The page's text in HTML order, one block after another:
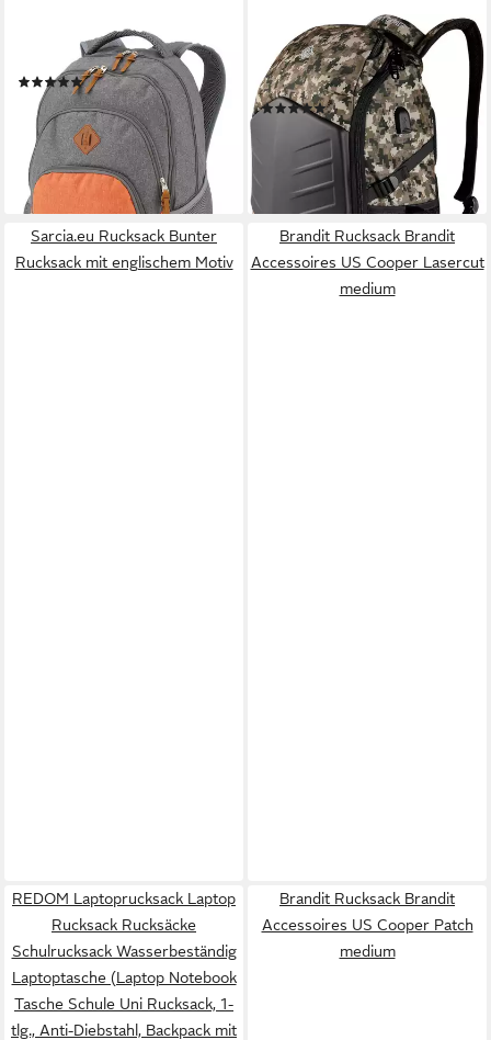
TRAVELITE
Rucksack Melange Backpack
(1831)
29,95 € UVP49,95 €
-40%
lieferbar - in 2-3 Werktagen bei dir
+19
BOOSTBOXX
Laptoprucksack Boostbag
Camouflage
(102)
UVP 79,90 €
lieferbar - in 4-5 Werktagen bei dir
Sarcia.eu Rucksack Bunter
Rucksack mit englischem Motiv
Brandit Rucksack Brandit
Accessoires US Cooper Lasercut
medium
REDOM Laptoprucksack Laptop
Rucksack Rucksäcke
Schulrucksack Wasserbeständig
Laptoptasche (Laptop Notebook
Tasche Schule Uni Rucksack, 1-
tlg., Anti-Diebstahl, Backpack mit
Brandit Rucksack Brandit
Accessoires US Cooper Patch
medium